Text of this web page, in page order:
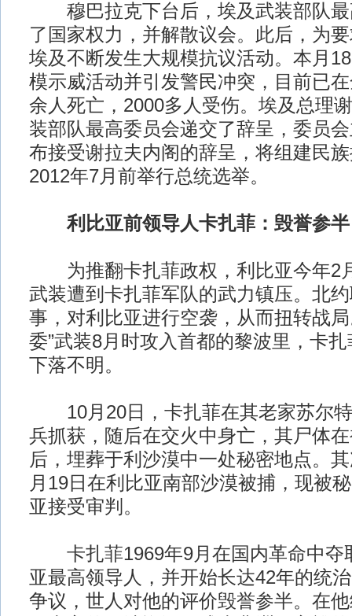
穆巴拉克下台后，埃及武装部队最
了国家权力，并解散议会。此后，为
埃及不断发生大规模抗议活动。本月
模示威活动并引发警民冲突，目前已
余人死亡，2000多人受伤。埃及总理
装部队最高委员会递交了辞呈，委员
布接受谢拉夫内阁的辞呈，将组建民
2012年7月前举行总统选举。
利比亚前领导人卡扎菲：毁誉参
为推翻卡扎菲政权，利比亚今年2
武装遭到卡扎菲军队的武力镇压。北
事，对利比亚进行空袭，从而扭转战
委”武装8月时攻入首都的黎波里，卡
下落不明。
10月20日，卡扎菲在其老家苏尔特
兵抓获，随后在交火中身亡，其尸体
后，埋葬于利沙漠中一处秘密地点。
月19日在利比亚南部沙漠被捕，现被
亚接受审判。
卡扎菲1969年9月在国内革命中夺
亚最高领导人，并开始长达42年的统
争议，世人对他的评价毁誉参半。在